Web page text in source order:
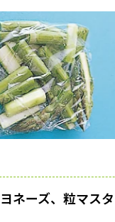
ネーズ、粒マス